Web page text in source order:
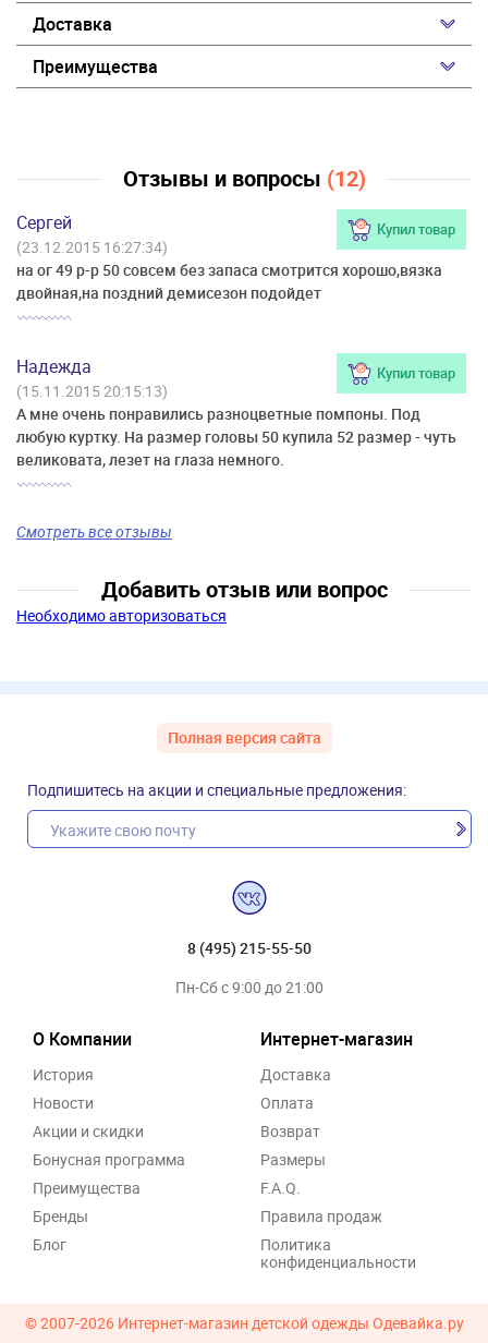
Доставка
Преимущества
Отзывы и вопросы (12)
Сергей Купил товар
(23.12.2015 16:27:34)
на ог 49 р-р 50 совсем без запаса смотрится хорошо,вязка
двойная,на поздний демисезон подойдет
Надежда Купил товар
(15.11.2015 20:15:13)
А мне очень понравились разноцветные помпоны. Под
любую куртку. На размер головы 50 купила 52 размер - чуть
великовата, лезет на глаза немного.
Смотреть все отзывы
Добавить отзыв или вопрос
Необходимо авторизоваться
Полная версия сайта
Подпишитесь на акции и специальные предложения:
8 (495) 215-55-50
Пн-Сб с 9:00 до 21:00
О Компании
История
Новости
Акции и скидки
Бонусная программа
Преимущества
Бренды
Блог
Интернет-магазин
Доставка
Оплата
Возврат
Размеры
F.A.Q.
Правила продаж
Политика
конфиденциальности
© 2007-2026 Интернет-магазин детской одежды Одевайка.ру